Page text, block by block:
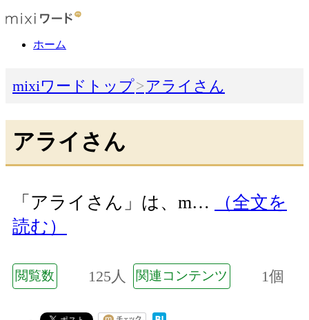
ホーム
mixiワードトップ アライさん
アライさん
「アライさん」は、m…
（全文を
読む）
閲覧数 125人 関連コンテンツ 1個